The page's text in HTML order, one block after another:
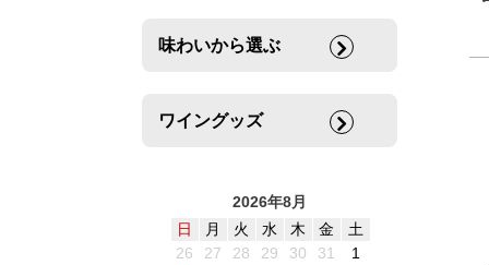
味わいから選ぶ
ワイングッズ
2026年8月
日
月 火 水 木 金
土
26
27 28 29 30 31
1